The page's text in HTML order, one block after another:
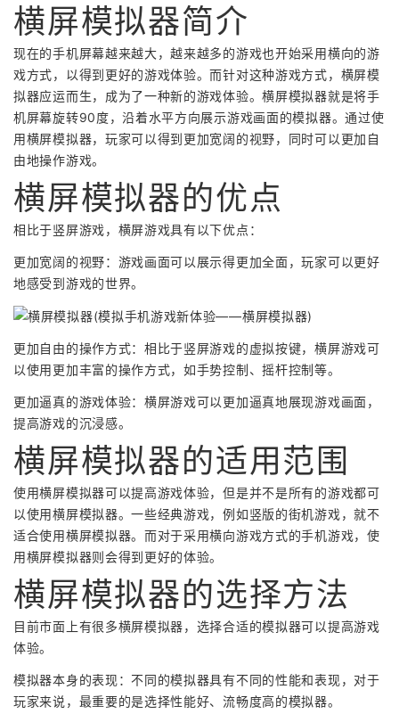
横屏模拟器简介
现在的手机屏幕越来越大，越来越多的游戏也开始采用横向的游
戏方式，以得到更好的游戏体验。而针对这种游戏方式，横屏模
拟器应运而生，成为了一种新的游戏体验。横屏模拟器就是将手
机屏幕旋转90度，沿着水平方向展示游戏画面的模拟器。通过使
用横屏模拟器，玩家可以得到更加宽阔的视野，同时可以更加自
由地操作游戏。
横屏模拟器的优点
相比于竖屏游戏，横屏游戏具有以下优点：
更加宽阔的视野：游戏画面可以展示得更加全面，玩家可以更好
地感受到游戏的世界。
更加自由的操作方式：相比于竖屏游戏的虚拟按键，横屏游戏可
以使用更加丰富的操作方式，如手势控制、摇杆控制等。
更加逼真的游戏体验：横屏游戏可以更加逼真地展现游戏画面，
提高游戏的沉浸感。
横屏模拟器的适用范围
使用横屏模拟器可以提高游戏体验，但是并不是所有的游戏都可
以使用横屏模拟器。一些经典游戏，例如竖版的街机游戏，就不
适合使用横屏模拟器。而对于采用横向游戏方式的手机游戏，使
用横屏模拟器则会得到更好的体验。
横屏模拟器的选择方法
目前市面上有很多横屏模拟器，选择合适的模拟器可以提高游戏
体验。
模拟器本身的表现：不同的模拟器具有不同的性能和表现，对于
玩家来说，最重要的是选择性能好、流畅度高的模拟器。